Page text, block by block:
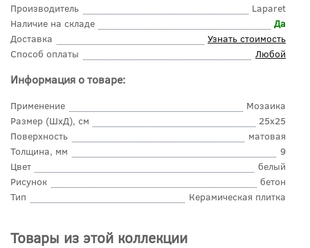
Производитель
Laparet
Наличие на складе
Да
Доставка
Узнать стоимость
Способ оплаты
Любой
Информация о товаре:
Применение
Мозаика
Размер (ШхД), см
25x25
Поверхность
матовая
Толщина, мм
9
Цвет
белый
Рисунок
бетон
Тип
Керамическая плитка
Товары из этой коллекции